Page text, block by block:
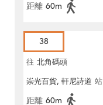
距離 60m
38
往 北角碼頭
崇光百貨, 軒尼詩道 站
距離 60m